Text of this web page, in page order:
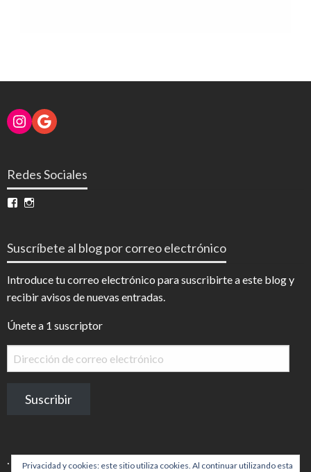
Instagram
Google
Redes Sociales
Ver
en en
Suscríbete al blog por correo electrónico
Introduce tu correo electrónico para suscribirte a este blog y
recibir avisos de nuevas entradas.
Únete a 1 suscriptor
Dirección
de
electrónico
Suscribir
. Privacidad y cookies: este sitio utiliza cookies. Al continuar utilizando esta